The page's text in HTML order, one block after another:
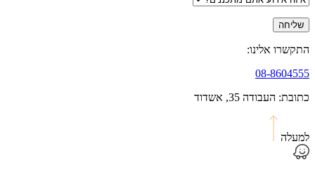
התקשרו אלינו:
08-8604555
כתובת: העבודה 35, אשדוד
למעלה